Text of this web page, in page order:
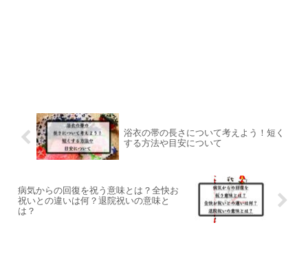
浴衣の帯の長さについて考えよう！短く
する方法や目安について
病気からの回復を祝う意味とは？全快お
祝いとの違いは何？退院祝いの意味と
は？